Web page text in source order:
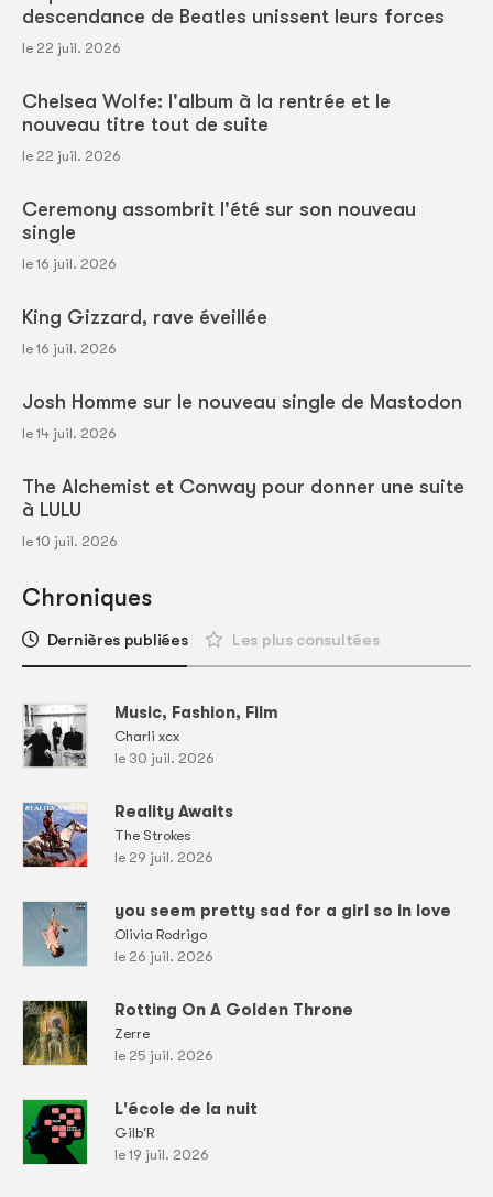
descendance de Beatles unissent leurs forces
le 22 juil. 2026
Chelsea Wolfe: l'album à la rentrée et le
nouveau titre tout de suite
le 22 juil. 2026
Ceremony assombrit l'été sur son nouveau
single
le 16 juil. 2026
King Gizzard, rave éveillée
le 16 juil. 2026
Josh Homme sur le nouveau single de Mastodon
le 14 juil. 2026
The Alchemist et Conway pour donner une suite
à LULU
le 10 juil. 2026
Chroniques
Dernières publiées Les plus consultées
Music, Fashion, Film
Charli xcx
le 30 juil. 2026
Reality Awaits
The Strokes
le 29 juil. 2026
you seem pretty sad for a girl so in love
Olivia Rodrigo
le 26 juil. 2026
Rotting On A Golden Throne
Zerre
le 25 juil. 2026
L'école de la nuit
Gilb'R
le 19 juil. 2026